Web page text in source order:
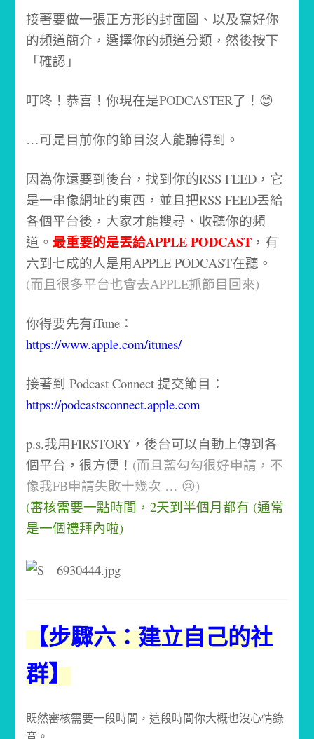
接著要做一張正方形的封面圖、以及寫好你
的頻道簡介，選擇你的頻道分類，然後按下
「確認」
叮咚！恭喜！你現在是PODCASTER了！😊
…可是目前你的節目沒人能聽得到。
因為你還要到後台，找到你的RSS FEED，它
是一串像網址的東西，並且把RSS FEED丟給
各個平台後，大家才能搜尋、收聽你的頻
道。最重要的是丟給APPLE PODCAST ，有
六到七成的人是用APPLE PODCAST在聽。
(而且很多平台也會去APPLE抓節目回來)
你得要先有iTune：
https://www.apple.com/itunes/
接著到 Podcast Connect 提交節目：
https://podcastsconnect.apple.com
p.s.我用FIRSTORY，後台可以自動上傳到各
個平台，很方便！ (而且藍勾勾很好申請，不
像我FB申請失敗十幾次 … 😢)
(審核需要一點時間，2天到半個月都有 (通常
是一個禮拜內啦)
【步驟六：建立自己的社
群】
既然審核需要一段時間，這段時間你大概也沒心情錄